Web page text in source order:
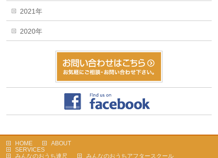
2021年
2020年
HOME
ABOUT
SERVICES
みんなのおうち連尺
みんなのおうちアフタースクール